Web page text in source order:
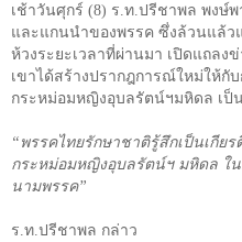
เช้าวันศุกร์ (8) ร.ท.ปรีชาพล พงษ์
และแกนนำของพรรค ซึ่งล้วนแล้ว
ห้วงระยะเวลาที่ผ่านมา เปิดแถลง
เขาได้สร้างปรากฎการณ์ใหม่ให้กั
กระหม่อมหญิงอุบลรัตน์ฯมหิดล เป็
“พรรคไทยรักษาชาติรู้สึกเป็นเกีย
กระหม่อมหญิงอุบลรัตน์ฯ มหิดล ใ
นามพรรค”
ร.ท.ปรีชาพล กล่าว